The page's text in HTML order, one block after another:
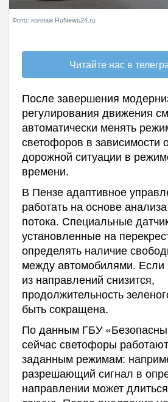
Фото: коллаж RuNews24.ru
Читайте нас в
После завершения
регулирования движения
автоматически менять
светофоров в зависимости
дорожной ситуации в
времени.
В Пензе адаптивное
работать на основе
потока. Специальные
установленные на
определять наличие
между автомобилями. Если
из направлений снизится,
продолжительность
быть сокращена.
По данным ГБУ
сейчас светофоры
заданным режимам:
разрешающий сигнал в
направлении может